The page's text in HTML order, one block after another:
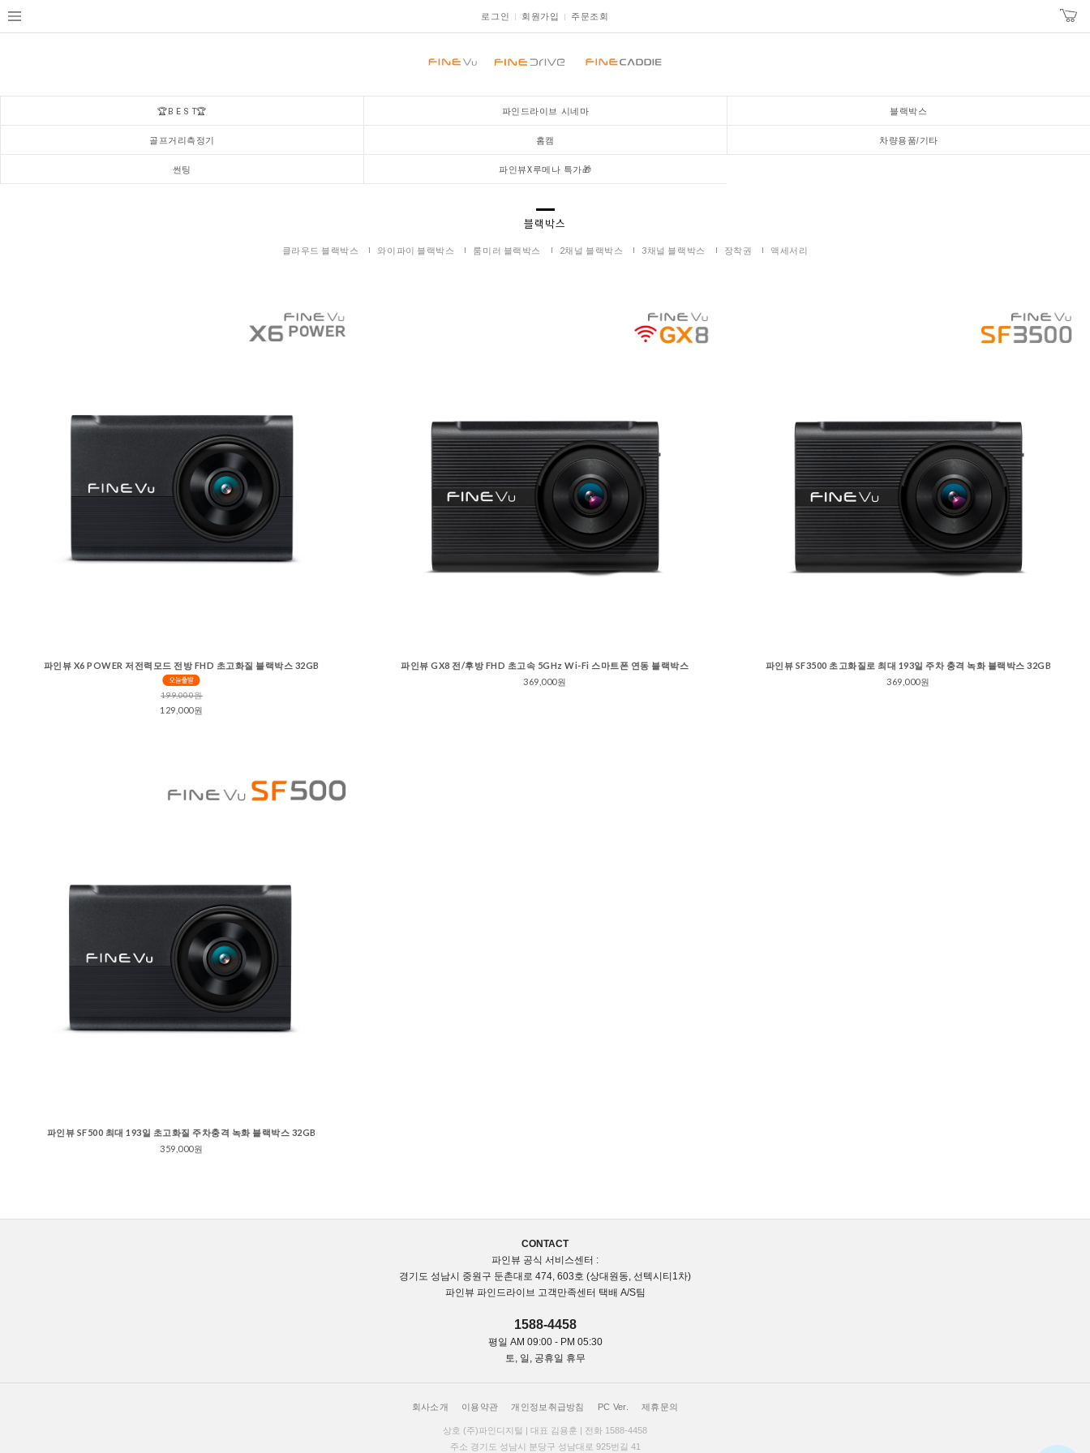
로그인 회원가입 주문조회
🏆B E S T🏆 파인드라이브 시네마 블랙박스
골프거리측정기 홈캠 차량용품/기타
썬팅 파인뷰X루메나 특가🎁
블랙박스
클라우드 블랙박스 와이파이 블랙박스 룸미러 블랙박스 2채널 블랙박스 3채널 블랙박스 장착권 액세서리
파인뷰 X6 POWER 저전력모드 전방 FHD 초고화질 블랙박스 32GB
199,000원
129,000원
파인뷰 GX8 전/후방 FHD 초고속 5GHz Wi-Fi 스마트폰 연동 블랙박스
369,000원
파인뷰 SF3500 초고화질로 최대 193일 주차 충격 녹화 블랙박스 32GB
369,000원
파인뷰 SF500 최대 193일 초고화질 주차충격 녹화 블랙박스 32GB
359,000원
CONTACT
파인뷰 공식 서비스센터 :
경기도 성남시 중원구 둔촌대로 474, 603호 (상대원동, 선텍시티1차)
파인뷰 파인드라이브 고객만족센터 택배 A/S팀
1588-4458
평일 AM 09:00 - PM 05:30
토, 일, 공휴일 휴무
회사소개 이용약관 개인정보취급방침 PC Ver. 제휴문의
상호 (주)파인디지털 | 대표 김용훈 | 전화 1588-4458
주소 경기도 성남시 분당구 성남대로 925번길 41